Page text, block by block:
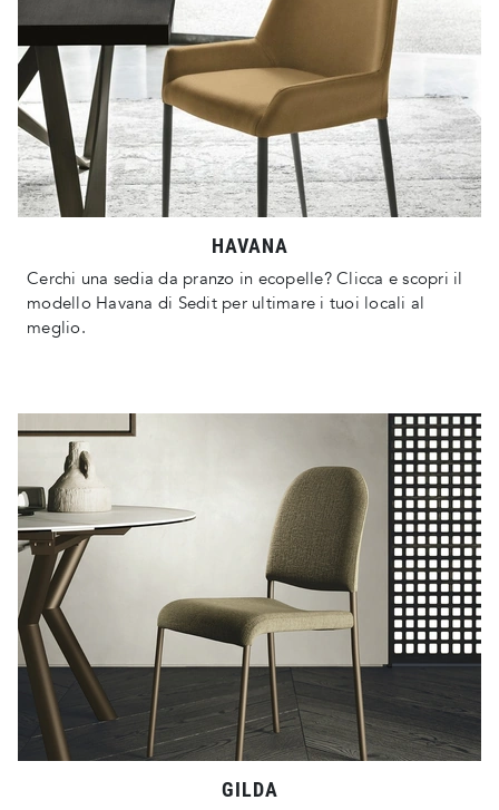
HAVANA
Cerchi una sedia da pranzo in ecopelle? Clicca e scopri il
modello Havana di Sedit per ultimare i tuoi locali al
meglio.
GILDA